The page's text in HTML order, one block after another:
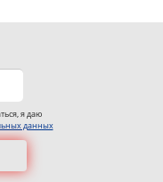
я даю
данных